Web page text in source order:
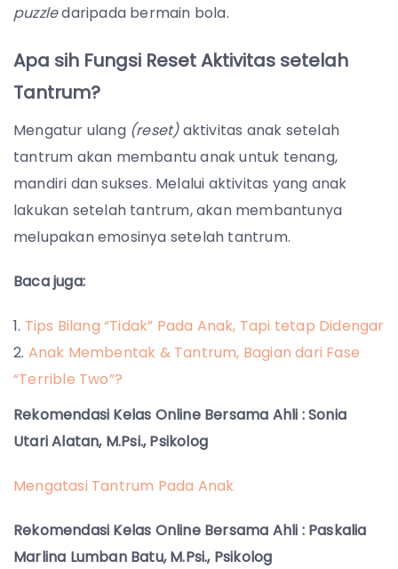
puzzledaripada bermain bola.
Apa sih Fungsi Reset Aktivitas setelah
Tantrum?
Mengatur ulang (reset)aktivitas anak setelah
tantrum akan membantu anak untuk tenang,
mandiri dan sukses. Melalui aktivitas yang anak
lakukan setelah tantrum, akan membantunya
melupakan emosinya setelah tantrum.
Baca juga:
Tips Bilang “Tidak” Pada Anak, Tapi tetap Didengar
Anak Membentak & Tantrum, Bagian dari Fase
“Terrible Two”?
Rekomendasi Kelas Online Bersama Ahli : Sonia
Utari Alatan, M.Psi., Psikolog
Mengatasi Tantrum Pada Anak
Rekomendasi Kelas Online Bersama Ahli : Paskalia
Marlina Lumban Batu, M.Psi., Psikolog